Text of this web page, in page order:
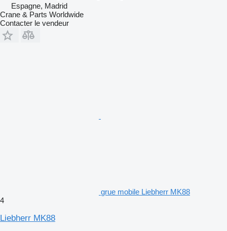
Espagne, Madrid
Crane & Parts Worldwide
Contacter le vendeur
grue mobile Liebherr MK88
4
Liebherr MK88